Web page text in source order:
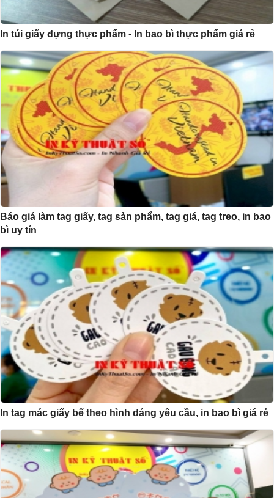
In túi giấy đựng thực phẩm - In bao bì thực phẩm giá rẻ
Báo giá làm tag giấy, tag sản phẩm, tag giá, tag treo, in bao
bì uy tín
In tag mác giấy bế theo hình dáng yêu cầu, in bao bì giá rẻ